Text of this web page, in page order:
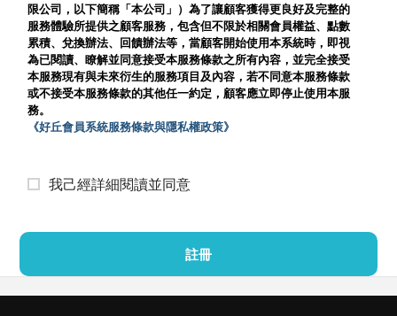
限公司，以下簡稱「本公司」）為了讓顧客獲得更良好及完整的
服務體驗所提供之顧客服務，包含但不限於相關會員權益、點數
累積、兌換辦法、回饋辦法等，當顧客開始使用本系統時，即視
為已閱讀、瞭解並同意接受本服務條款之所有內容，並完全接受
本服務現有與未來衍生的服務項目及內容，若不同意本服務條款
或不接受本服務條款的其他任一約定，顧客應立即停止使用本服
務。
《好丘會員系統服務條款與隱私權政策》
我己經詳細閱讀並同意
註冊